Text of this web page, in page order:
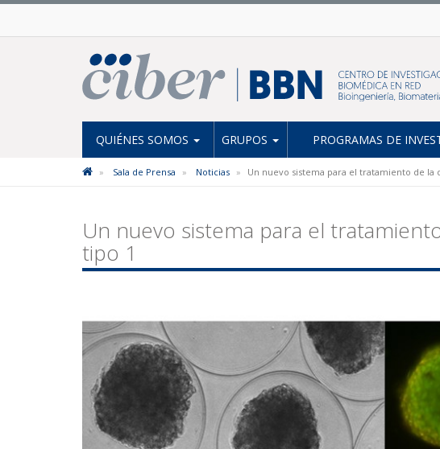
QUIÉNES SOMOS GRUPOS PROGRAMAS DE
Sala de Prensa Noticias Un nuevo sistema para el tratamiento de la
Un nuevo sistema para el
tipo 1